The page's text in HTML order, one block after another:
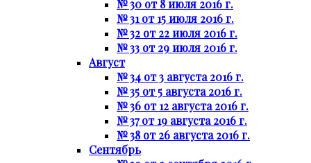
№ 30 от 8 июля 2016 г.
№ 31 от 15 июля 2016 г.
№ 32 от 22 июля 2016 г.
№ 33 от 29 июля 2016 г.
Август
№ 34 от 3 августа 2016 г.
№ 35 от 5 августа 2016 г.
№ 36 от 12 августа 2016 г.
№ 37 от 19 августа 2016 г.
№ 38 от 26 августа 2016 г.
Сентябрь